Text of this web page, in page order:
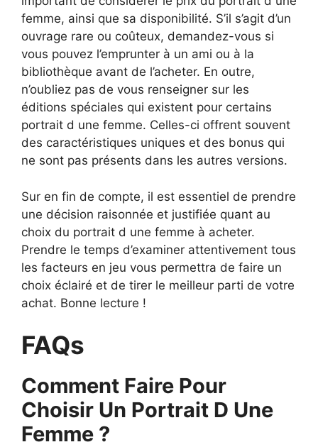
femme, ainsi que sa disponibilité. S’il s’agit d’un
ouvrage rare ou coûteux, demandez-vous si
vous pouvez l’emprunter à un ami ou à la
bibliothèque avant de l’acheter. En outre,
n’oubliez pas de vous renseigner sur les
éditions spéciales qui existent pour certains
portrait d une femme. Celles-ci offrent souvent
des caractéristiques uniques et des bonus qui
ne sont pas présents dans les autres versions.
Sur en fin de compte, il est essentiel de prendre
une décision raisonnée et justifiée quant au
choix du portrait d une femme à acheter.
Prendre le temps d’examiner attentivement tous
les facteurs en jeu vous permettra de faire un
choix éclairé et de tirer le meilleur parti de votre
achat. Bonne lecture !
FAQs
Comment Faire Pour
Choisir Un Portrait D Une
Femme ?